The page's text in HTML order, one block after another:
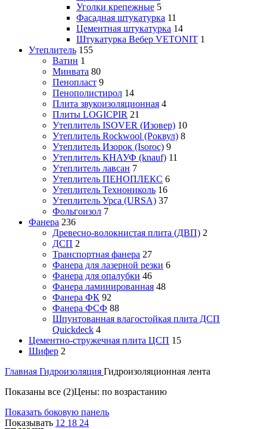
Уголки крепежные 5
Фасадная штукатурка 11
Цементная штукатурка 14
Штукатурка Вебер VETONIT 1
Утеплитель 155
Ватин 1
Минвата 80
Пенопласт 9
Пенополистирол 14
Плита звукоизоляционная 4
Плиты LOGICPIR 21
Утеплитель ISOVER (Изовер) 10
Утеплитель Rockwool (Роквул) 8
Утеплитель Изорок (Isoroc) 9
Утеплитель КНАУФ (knauf) 11
Утеплитель лавсан 7
Утеплитель ПЕНОПЛЕКС 6
Утеплитель Технониколь 16
Утеплитель Урса (URSA) 37
Фольгоизол 7
Фанера 236
Древесно-волокнистая плита (ДВП) 2
ДСП 2
Транспортная фанера 27
Фанера для лазерной резки 6
Фанера для опалубки 46
Фанера ламинированная 48
Фанера ФК 92
Фанера ФСФ 88
Шпунтованная влагостойкая плита ДСП
Quickdeck 4
Цементно-стружечная плита ЦСП 15
Шифер 2
Главная Гидроизоляция Гидроизоляционная лента
Показаны все (2)Цены: по возрастанию
Показать боковую панель
Показывать 12 18 24